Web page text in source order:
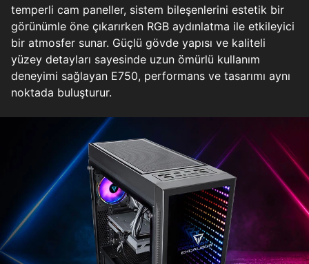
temperli cam paneller, sistem bileşenlerini estetik bir
görünümle öne çıkarırken RGB aydınlatma ile etkileyici
bir atmosfer sunar. Güçlü gövde yapısı ve kaliteli
yüzey detayları sayesinde uzun ömürlü kullanım
deneyimi sağlayan E750, performans ve tasarımı aynı
noktada buluşturur.